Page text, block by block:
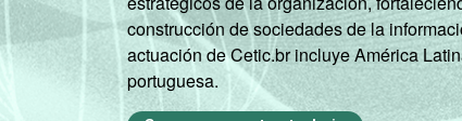
construcción de sociedades de la
actuación de Cetic.br incluye América
portuguesa.